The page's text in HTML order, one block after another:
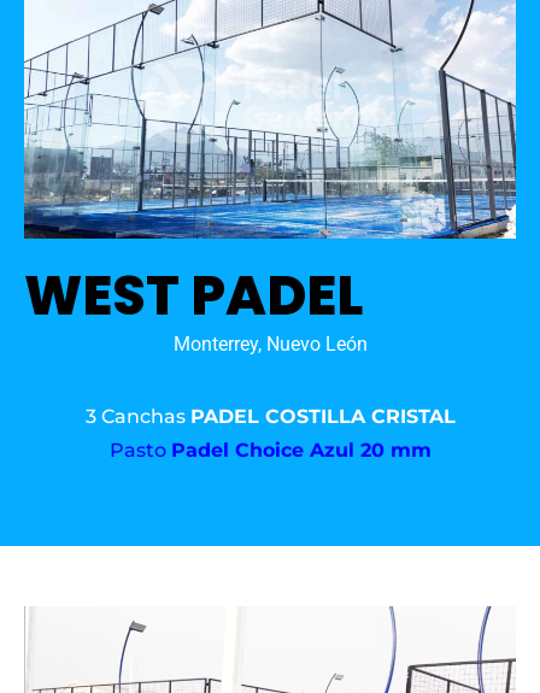
WEST PADEL
Monterrey, Nuevo León
3 Canchas PADEL COSTILLA CRISTAL
Pasto Padel Choice Azul 20 mm